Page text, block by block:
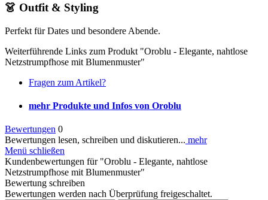
👗 Outfit & Styling
Perfekt für Dates und besondere Abende.
Weiterführende Links zum Produkt "Oroblu - Elegante, nahtlose
Netzstrumpfhose mit Blumenmuster"
Fragen zum Artikel?
mehr Produkte und Infos von Oroblu
Bewertungen 0
Bewertungen lesen, schreiben und diskutieren... mehr
Menü schließen
Kundenbewertungen für "Oroblu - Elegante, nahtlose
Netzstrumpfhose mit Blumenmuster"
Bewertung schreiben
Bewertungen werden nach Überprüfung freigeschaltet.